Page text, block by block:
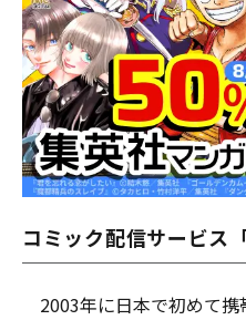
コミック配信サービス
2003年に日本で初めて携